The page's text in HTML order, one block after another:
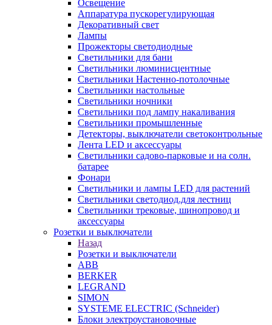
Освещение
Аппаратура пускорегулирующая
Декоративный свет
Лампы
Прожекторы светодиодные
Светильники для бани
Светильники люминисцентные
Светильники Настенно-потолочные
Светильники настольные
Светильники ночники
Светильники под лампу накаливания
Светильники промышленные
Детекторы, выключатели светоконтрольные
Лента LED и аксессуары
Светильники садово-парковые и на солн.
батарее
Фонари
Светильники и лампы LED для растений
Светильники светодиод.для лестниц
Светильники трековые, шинопровод и
аксессуары
Розетки и выключатели
Назад
Розетки и выключатели
ABB
BERKER
LEGRAND
SIMON
SYSTEME ELECTRIC (Schneider)
Блоки электроустановочные